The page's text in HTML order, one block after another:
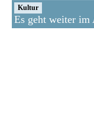
Kultur
Es geht weiter im